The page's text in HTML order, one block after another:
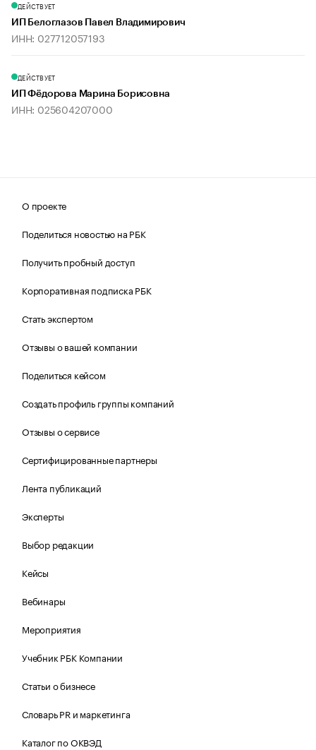
ДЕЙСТВУЕТ
ИП Белоглазов Павел Владимирович
ИНН: 027712057193
ДЕЙСТВУЕТ
ИП Фёдорова Марина Борисовна
ИНН: 025604207000
О проекте
Поделиться новостью на РБК
Получить пробный доступ
Корпоративная подписка РБК
Стать экспертом
Отзывы о вашей компании
Поделиться кейсом
Создать профиль группы компаний
Отзывы о сервисе
Сертифицированные партнеры
Лента публикаций
Эксперты
Выбор редакции
Кейсы
Вебинары
Мероприятия
Учебник РБК Компании
Статьи о бизнесе
Словарь PR и маркетинга
Каталог по ОКВЭД